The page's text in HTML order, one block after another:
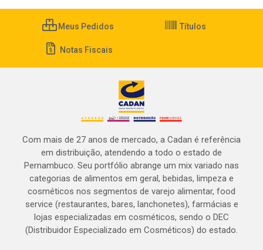
Meus Pedidos Títulos
Notas Fiscais
Com mais de 27 anos de mercado, a Cadan é referência
em distribuição, atendendo a todo o estado de
Pernambuco. Seu portfólio abrange um mix variado nas
categorias de alimentos em geral, bebidas, limpeza e
cosméticos nos segmentos de varejo alimentar, food
service (restaurantes, bares, lanchonetes), farmácias e
lojas especializadas em cosméticos, sendo o DEC
(Distribuidor Especializado em Cosméticos) do estado.